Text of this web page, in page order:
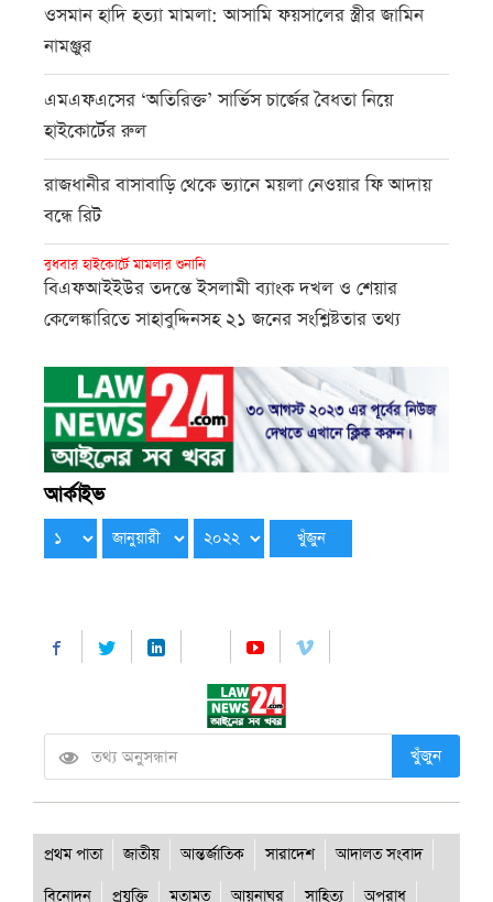
ওসমান হাদি হত্যা মামলা: আসামি ফয়সালের স্ত্রীর জামিন
নামঞ্জুর
এমএফএসের ‘অতিরিক্ত’ সার্ভিস চার্জের বৈধতা নিয়ে
হাইকোর্টের রুল
রাজধানীর বাসাবাড়ি থেকে ভ্যানে ময়লা নেওয়ার ফি আদায়
বন্ধে রিট
বুধবার হাইকোর্টে মামলার শুনানি
বিএফআইইউর তদন্তে ইসলামী ব্যাংক দখল ও শেয়ার
কেলেঙ্কারিতে সাহাবুদ্দিনসহ ২১ জনের সংশ্লিষ্টতার তথ্য
আর্কাইভ
খুঁজুন
প্রথম পাতা জাতীয় আন্তর্জাতিক সারাদেশ
আদালত সংবাদ
বিনোদন
প্রযুক্তি মতামত আয়নাঘর সাহিত্য অপরাধ